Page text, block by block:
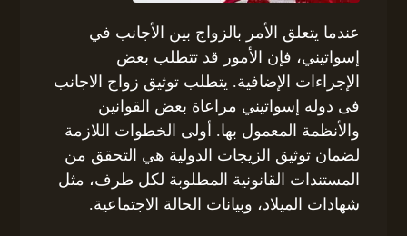
عندما يتعلق الأمر بالزواج بين الأجانب في
إسواتيني، فإن الأمور قد تتطلب بعض
الإجراءات الإضافية. يتطلب توثيق زواج الاجانب
فى دوله إسواتيني مراعاة بعض القوانين
والأنظمة المعمول بها. أولى الخطوات اللازمة
لضمان توثيق الزيجات الدولية هي التحقق من
المستندات القانونية المطلوبة لكل طرف، مثل
شهادات الميلاد، وبيانات الحالة الاجتماعية.